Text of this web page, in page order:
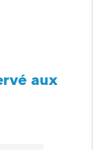
aux